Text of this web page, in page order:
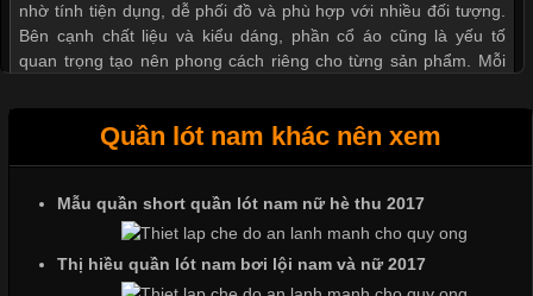
nhờ tính tiện dụng, dễ phối đồ và phù hợp với nhiều đối tượng.
Bên cạnh chất liệu và kiểu dáng, phần cổ áo cũng là yếu tố
quan trọng tạo nên phong cách riêng cho từng sản phẩm. Mỗi
Những Mẫu Áo Thun Đồng Phục Công Ty Được Ưa
Chuộng Hiện Nay
Quần lót nam khác nên xem
Mẫu quần short quần lót nam nữ hè thu 2017
Thị hiều quần lót nam bơi lội nam và nữ 2017